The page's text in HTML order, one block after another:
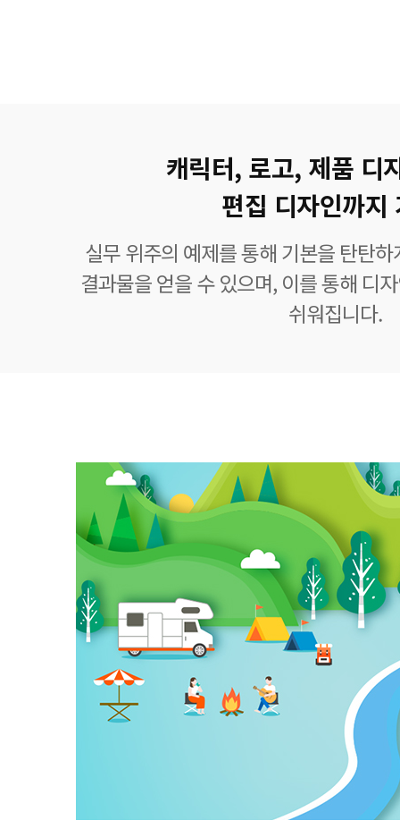
캐릭터, 로고, 제품 디
편집 디자인까지
실무 위주의 예제를 통해 기본을 탄탄
결과물을 얻을 수 있으며, 이를 통해 디
쉬워집니다.